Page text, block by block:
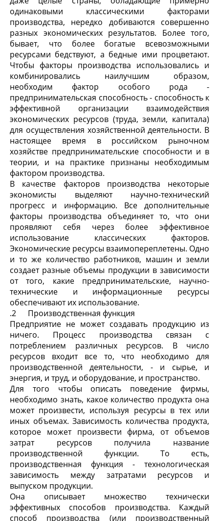
одинаковыми классическими факторами
производства, нередко добиваются совершенно
разных экономических результатов. Более того,
бывает, что более богатые всевозможными
ресурсами бедствуют, а бедные ими процветают.
Чтобы факторы производства использовались и
комбинировались наилучшим образом,
необходим фактор особого рода -
предпринимательская способность - способность к
эффективной организации взаимодействия
экономических ресурсов (труда, земли, капитала)
для осуществления хозяйственной деятельности. В
настоящее время в российском рыночном
хозяйстве предпринимательские способности и в
теории, и на практике признаны необходимым
фактором производства.
В качестве факторов производства некоторые
экономисты выделяют научно-технический
прогресс и информацию. Все дополнительные
факторы производства объединяет то, что они
проявляют себя через более эффективное
использование классических факторов.
Экономические ресурсы взаимопереплетены. Одно
и то же количество работников, машин и земли
создает разные объемы продукции в зависимости
от того, какие предпринимательские, научно-
технические и информационные ресурсы
обеспечивают их использование.
.2 Производственная функция
Предприятие не может создавать продукцию из
ничего. Процесс производства связан с
потреблением различных ресурсов. В число
ресурсов входит все то, что необходимо для
производственной деятельности, - и сырье, и
энергия, и труд, и оборудование, и пространство.
Для того чтобы описать поведение фирмы,
необходимо знать, какое количество продукта она
может произвести, используя ресурсы в тех или
иных объемах. Зависимость количества продукта,
которое может произвести фирма, от объемов
затрат ресурсов получила название
производственной функции. То есть,
производственная функция - технологическая
зависимость между затратами ресурсов и
выпуском продукции.
Она описывает множество технически
эффективных способов производства. Каждый
способ производства (или производственный